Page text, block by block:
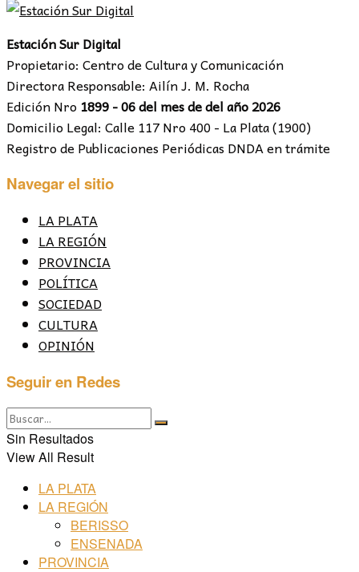
Estación Sur Digital
Propietario: Centro de Cultura y Comunicación
Directora Responsable: Ailín J. M. Rocha
Edición Nro 1899 - 06 del mes de del año 2026
Domicilio Legal: Calle 117 Nro 400 - La Plata (1900)
Registro de Publicaciones Periódicas DNDA en trámite
Navegar el sitio
LA PLATA
LA REGIÓN
PROVINCIA
POLÍTICA
SOCIEDAD
CULTURA
OPINIÓN
Seguir en Redes
Sin Resultados
View All Result
LA PLATA
LA REGIÓN
BERISSO
ENSENADA
PROVINCIA